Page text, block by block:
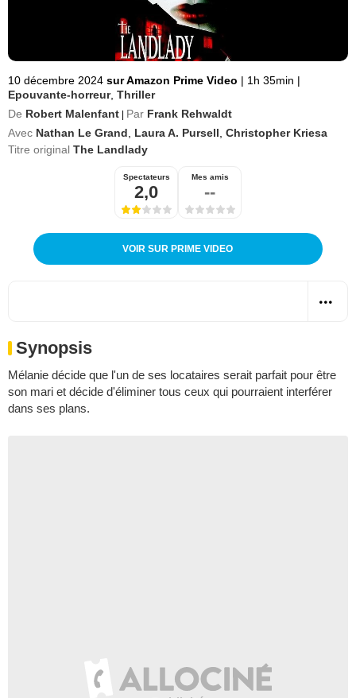
10 décembre 2024 sur Amazon Prime Video | 1h 35min |
Epouvante-horreur, Thriller
De Robert Malenfant Par Frank Rehwaldt
Avec Nathan Le Grand Laura A. Pursell Christopher Kriesa
Titre original The Landlady
Spectateurs
2,0
Mes amis
--
VOIR SUR PRIME VIDEO
Synopsis
Mélanie décide que l'un de ses locataires serait parfait pour être
son mari et décide d'éliminer tous ceux qui pourraient interférer
dans ses plans.